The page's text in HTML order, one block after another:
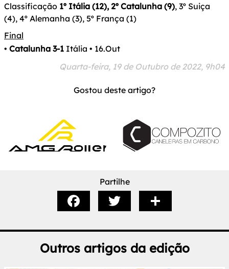
Classificação 1º Itália (12), 2º Catalunha (9), 3º Suiça
(4), 4º Alemanha (3), 5º França (1)
Final
• Catalunha 3-1 Itália • 16.Out
Quarta-feira, 19 de Outubro de 2022, 9h04
Gostou deste artigo?
Partilhe
Outros artigos da edição